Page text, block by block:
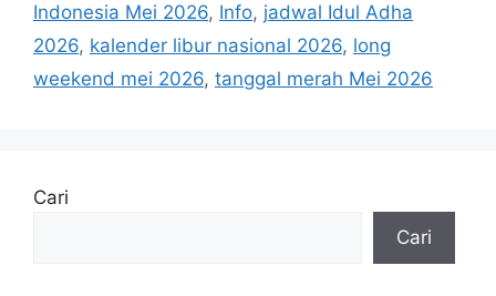
Indonesia Mei 2026, Info, jadwal Idul Adha
2026, kalender libur nasional 2026, long
weekend mei 2026, tanggal merah Mei 2026
Cari
Cari